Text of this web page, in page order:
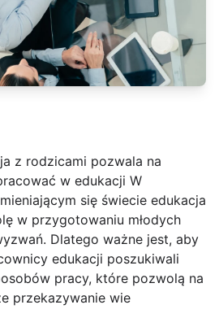
z rodzicami pozwala na
w edukacji W
się świecie edukacja
w przygotowaniu młodych
Dlatego ważne jest, aby
edukacji poszukiwali
pracy, które pozwolą na
przekazywanie wie